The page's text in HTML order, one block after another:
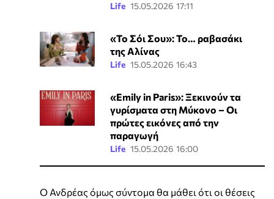
Life 15.05.2026 17:11
«Το Σόι Σου»: Το… ραβασάκι
της Αλίνας
Life 15.05.2026 16:43
«Emily in Paris»: Ξεκινούν τα
γυρίσματα στη Μύκονο – Οι
πρώτες εικόνες από την
παραγωγή
Life 15.05.2026 16:00
Ο Ανδρέας όμως σύντομα θα μάθει ότι οι θέσεις